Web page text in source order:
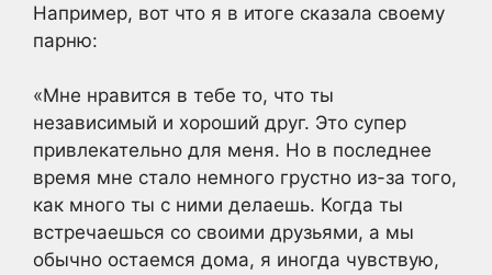
Например, вот что я в итоге сказала своему
парню:
«Мне нравится в тебе то, что ты
независимый и хороший друг. Это супер
привлекательно для меня. Но в последнее
время мне стало немного грустно из-за того,
как много ты с ними делаешь. Когда ты
встречаешься со своими друзьями, а мы
обычно остаемся дома, я иногда чувствую,